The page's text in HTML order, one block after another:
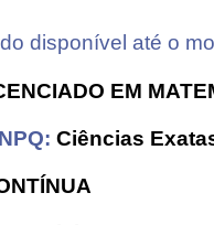
disponível até o
EM
Ciências